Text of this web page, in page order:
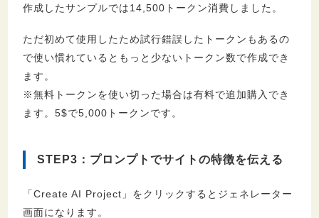
作成したサンプルでは14,500トークン消費しました。
ただ初めて使用したため試行錯誤したトークンもあるの
で使い慣れているともっと少ないトークン数で作成でき
ます。
※無料トークンを使い切った場合は有料で追加購入でき
ます。5$で5,000トークンです。
STEP3：プロンプトでサイトの特徴を伝える
「Create AI Project」をクリックするとジェネレーター
画面になります。